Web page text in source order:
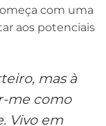
com uma
aos potenciais
mas à
me como
Vivo em